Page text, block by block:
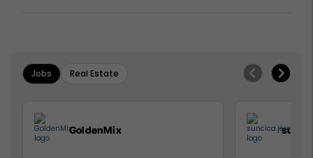
Jobs Real Estate
GoldenMix